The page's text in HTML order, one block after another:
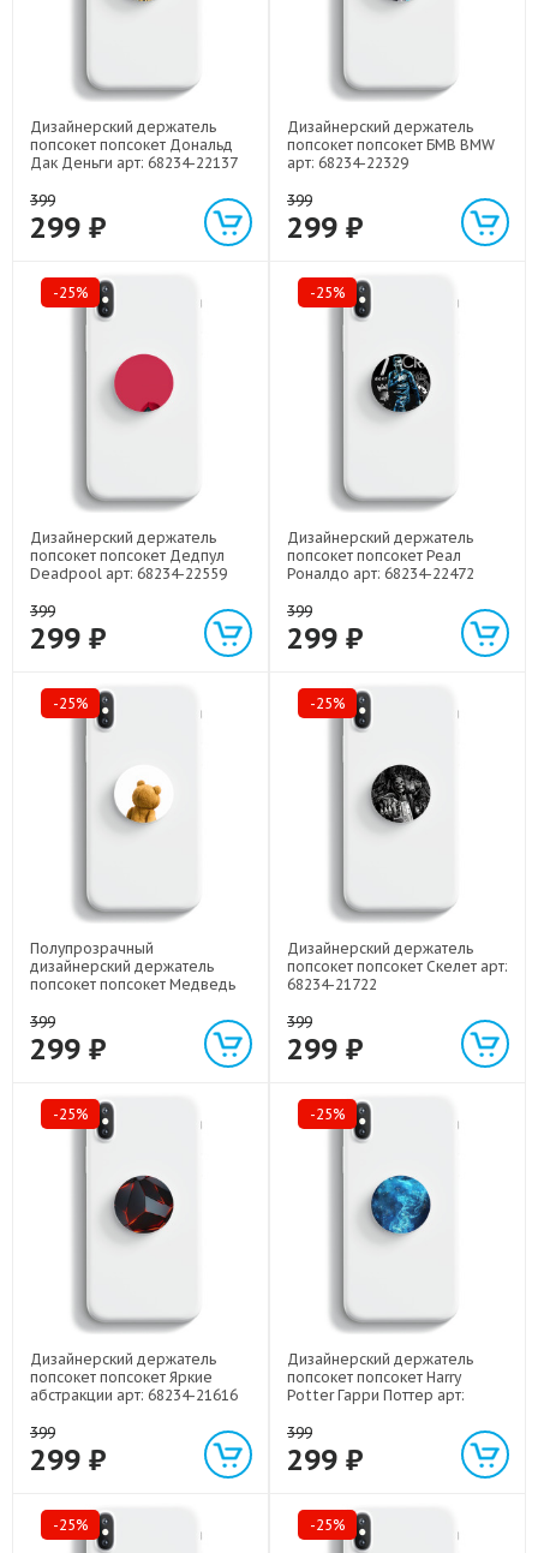
Дизайнерский держатель
попсокет попсокет Дональд
Дак Деньги арт: 68234-22137
399
299 ₽
Дизайнерский держатель
попсокет попсокет БМВ BMW
арт: 68234-22329
399
299 ₽
-25%
Дизайнерский держатель
попсокет попсокет Дедпул
Deadpool арт: 68234-22559
399
299 ₽
-25%
Дизайнерский держатель
попсокет попсокет Реал
Роналдо арт: 68234-22472
399
299 ₽
-25%
Полупрозрачный
дизайнерский держатель
попсокет попсокет Медведь
399
299 ₽
-25%
Дизайнерский держатель
попсокет попсокет Скелет арт:
68234-21722
399
299 ₽
-25%
Дизайнерский держатель
попсокет попсокет Яркие
абстракции арт: 68234-21616
399
299 ₽
-25%
Дизайнерский держатель
попсокет попсокет Harry
Potter Гарри Поттер арт:
399
299 ₽
-25% -25%